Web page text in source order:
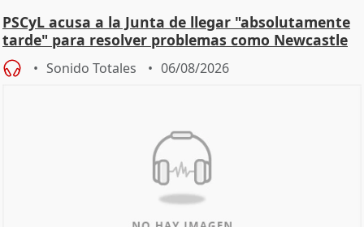
PSCyL acusa a la Junta de llegar "absolutamente
tarde" para resolver problemas como Newcastle
Sonido Totales 06/08/2026